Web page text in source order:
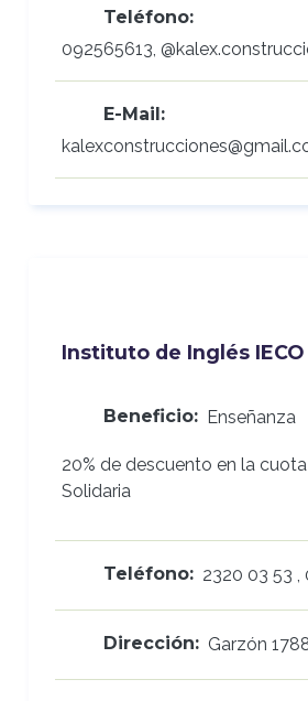
Teléfono:
092565613,
E-Mail:
Instituto de Inglés IECO
Beneficio: Enseñanza
20% de descuento en la
Solidaria
Teléfono: 2320 03 53
Dirección: Garzón